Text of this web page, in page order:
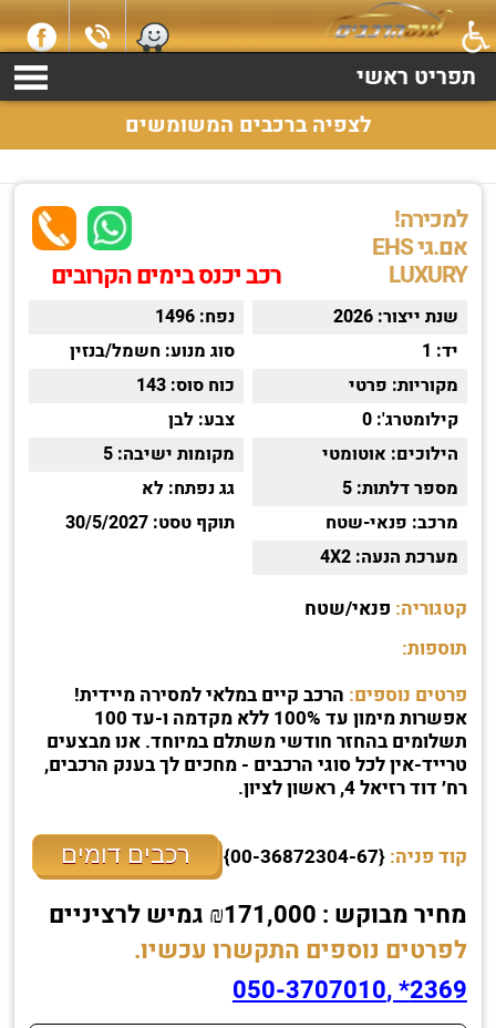
למכירה אם.גי EHS שנת 2026 התקשרו עכשיו 2369*
תפריט ראשי
לצפיה ברכבים המשומשים
למכירה!
אם.גי EHS
LUXURY
רכב יכנס בימים הקרובים
שנת ייצור: 2026
יד: 1
מקוריות: פרטי
קילומטרג': 0
הילוכים: אוטומטי
מספר דלתות: 5
מרכב: פנאי-שטח
מערכת הנעה: 4X2
נפח: 1496
סוג מנוע: חשמל/בנזין
כוח סוס: 143
צבע: לבן
מקומות ישיבה: 5
גג נפתח: לא
תוקף טסט: 30/5/2027
קטגוריה: פנאי/שטח
תוספות:
פרטים נוספים: הרכב קיים במלאי למסירה מיידית!
אפשרות מימון עד 100% ללא מקדמה ו-עד 100
תשלומים בהחזר חודשי משתלם במיוחד. אנו מבצעים
טרייד-אין לכל סוגי הרכבים - מחכים לך בענק הרכבים,
רח׳ דוד רזיאל 4, ראשון לציון.
קוד פניה:{00-36872304-67} רכבים דומים
מחיר מבוקש : ₪171,000 גמיש לרציניים
לפרטים נוספים התקשרו עכשיו.
2369* ,050-3707010